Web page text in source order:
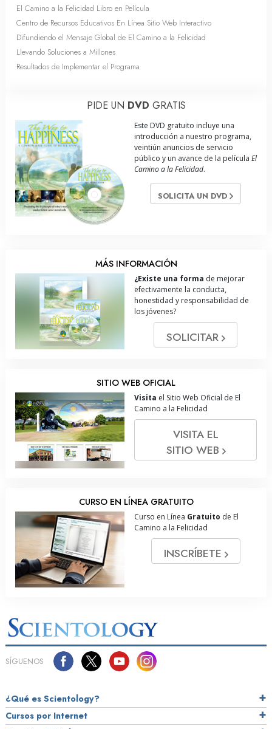
El Camino a la Felicidad Libro en Película
Centro de Recursos Educativos En Línea Sitio Web Interactivo
Difundiendo el Mensaje Global de El Camino a la Felicidad
Llevando Soluciones a Millones
Resultados de Implementar el Programa
PIDE UN DVD GRATIS
Este DVD gratuito incluye una
introducción a nuestro programa,
veintiún anuncios de servicio
público y un avance de la película El
Camino a la Felicidad.
SOLICITA UN DVD
MÁS INFORMACIÓN
¿Existe una forma de mejorar
efectivamente la conducta,
honestidad y responsabilidad de
los jóvenes?
SOLICITAR
SITIO WEB OFICIAL
Visita el Sitio Web Oficial de El
Camino a la Felicidad
VISITA EL
SITIO WEB
CURSO EN LÍNEA GRATUITO
Curso en Línea Gratuito de El
Camino a la Felicidad
INSCRÍBETE
SÍGUENOS
¿Qué es Scientology?
Cursos por Internet